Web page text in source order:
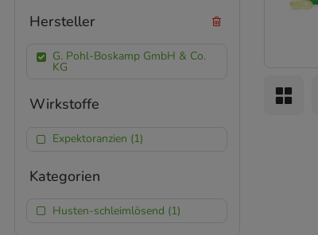
Hersteller
G. Pohl-Boskamp GmbH & Co.
KG
Wirkstoffe
Expektoranzien (1)
Kategorien
Husten-schleimlösend (1)